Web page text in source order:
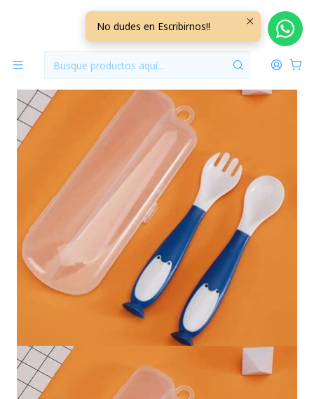
Inicio Lactancia y Alimentacion
Set 2 Servicios Pinguino Azul
No dudes en Escribirnos!!